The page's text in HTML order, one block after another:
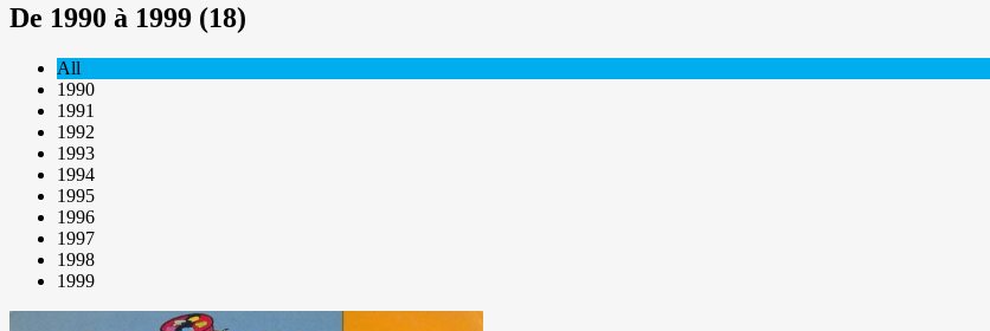
De 1990 à 1999 (18)
All
1990
1991
1992
1993
1994
1995
1996
1997
1998
1999